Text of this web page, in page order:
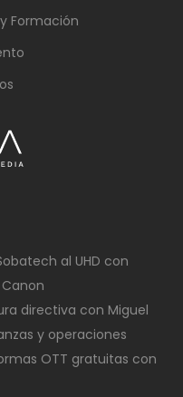
Formación
al UHD con
directiva con Miguel
y operaciones
OTT gratuitas con